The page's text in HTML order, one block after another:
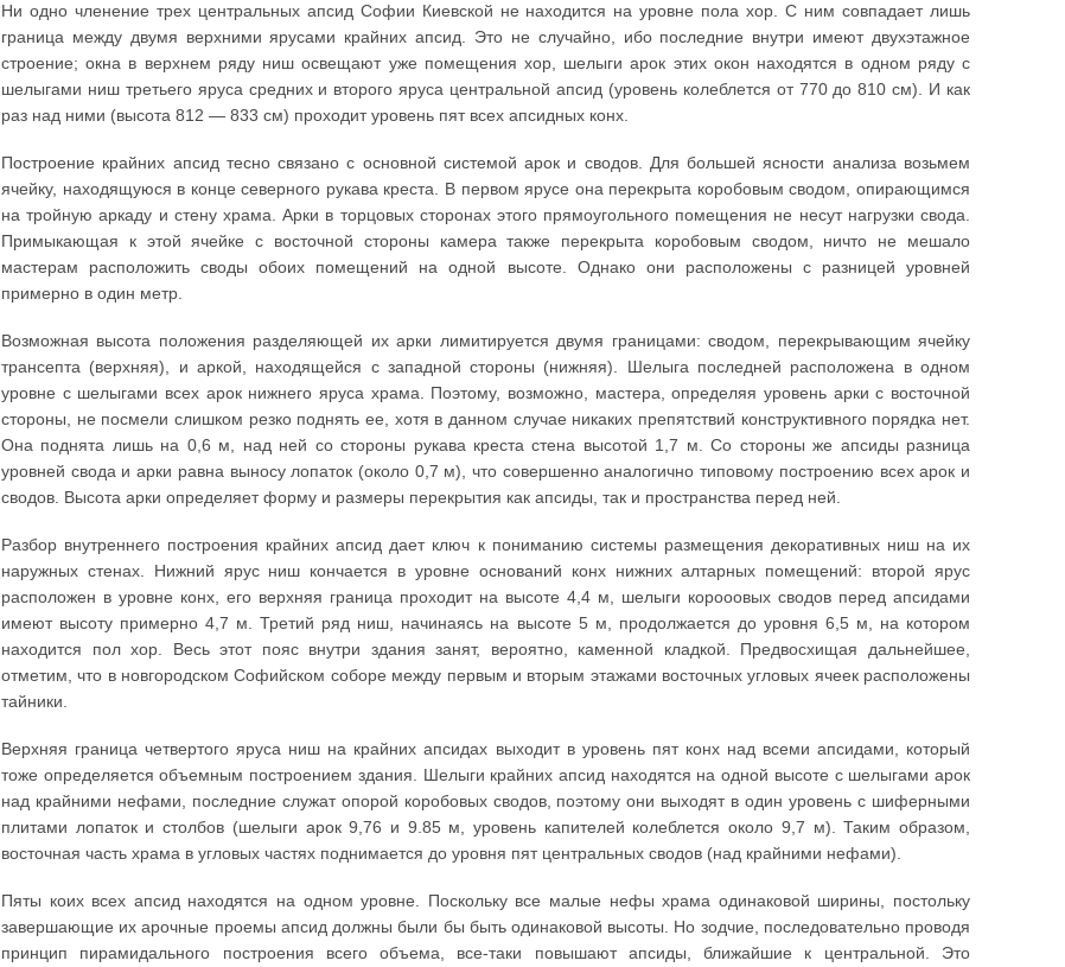
Ни одно членение трех центральных апсид Софии Киевской не находится на уровне пола хор. С ним совпадает лишь
граница между двумя верхними ярусами крайних апсид. Это не случайно, ибо последние внутри имеют двухэтажное
строение; окна в верхнем ряду ниш освещают уже помещения хор, шелыги арок этих окон находятся в одном ряду с
шелыгами ниш третьего яруса средних и второго яруса центральной апсид (уровень колеблется от 770 до 810 см). И как
раз над ними (высота 812 — 833 см) проходит уровень пят всех апсидных конх.
Построение крайних апсид тесно связано с основной системой арок и сводов. Для большей ясности анализа возьмем
ячейку, находящуюся в конце северного рукава креста. В первом ярусе она перекрыта коробовым сводом, опирающимся
на тройную аркаду и стену храма. Арки в торцовых сторонах этого прямоугольного помещения не несут нагрузки свода.
Примыкающая к этой ячейке с восточной стороны камера также перекрыта коробовым сводом, ничто не мешало
мастерам расположить своды обоих помещений на одной высоте. Однако они расположены с разницей уровней
примерно в один метр.
Возможная высота положения разделяющей их арки лимитируется двумя границами: сводом, перекрывающим ячейку
трансепта (верхняя), и аркой, находящейся с западной стороны (нижняя). Шелыга последней расположена в одном
уровне с шелыгами всех арок нижнего яруса храма. Поэтому, возможно, мастера, определяя уровень арки с восточной
стороны, не посмели слишком резко поднять ее, хотя в данном случае никаких препятствий конструктивного порядка нет.
Она поднята лишь на 0,6 м, над ней со стороны рукава креста стена высотой 1,7 м. Со стороны же апсиды разница
уровней свода и арки равна выносу лопаток (около 0,7 м), что совершенно аналогично типовому построению всех арок и
сводов. Высота арки определяет форму и размеры перекрытия как апсиды, так и пространства перед ней.
Разбор внутреннего построения крайних апсид дает ключ к пониманию системы размещения декоративных ниш на их
наружных стенах. Нижний ярус ниш кончается в уровне оснований конх нижних алтарных помещений: второй ярус
расположен в уровне конх, его верхняя граница проходит на высоте 4,4 м, шелыги корооовых сводов перед апсидами
имеют высоту примерно 4,7 м. Третий ряд ниш, начинаясь на высоте 5 м, продолжается до уровня 6,5 м, на котором
находится пол хор. Весь этот пояс внутри здания занят, вероятно, каменной кладкой. Предвосхищая дальнейшее,
отметим, что в новгородском Софийском соборе между первым и вторым этажами восточных угловых ячеек расположены
тайники.
Верхняя граница четвертого яруса ниш на крайних апсидах выходит в уровень пят конх над всеми апсидами, который
тоже определяется объемным построением здания. Шелыги крайних апсид находятся на одной высоте с шелыгами арок
над крайними нефами, последние служат опорой коробовых сводов, поэтому они выходят в один уровень с шиферными
плитами лопаток и столбов (шелыги арок 9,76 и 9.85 м, уровень капителей колеблется около 9,7 м). Таким образом,
восточная часть храма в угловых частях поднимается до уровня пят центральных сводов (над крайними нефами).
Пяты коих всех апсид находятся на одном уровне. Поскольку все малые нефы храма одинаковой ширины, постольку
завершающие их арочные проемы апсид должны были бы быть одинаковой высоты. Но зодчие, последовательно проводя
принцип пирамидального построения всего объема, все-таки повышают апсиды, ближайшие к центральной. Это